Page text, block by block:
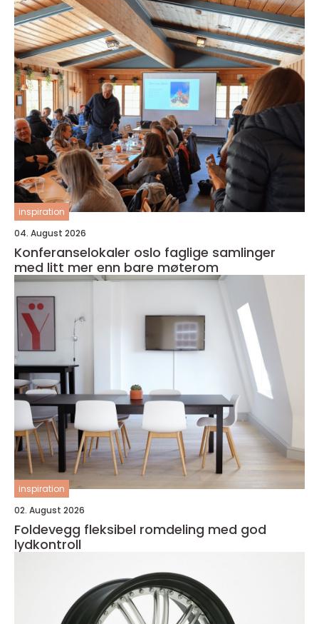
inspiration
04. August 2026
Konferanselokaler oslo faglige samlinger
med litt mer enn bare møterom
inspiration
02. August 2026
Foldevegg fleksibel romdeling med god
lydkontroll